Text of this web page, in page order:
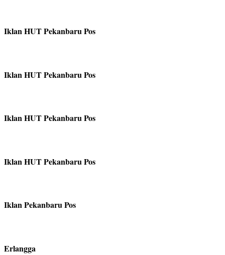
Iklan HUT Pekanbaru Pos
Iklan HUT Pekanbaru Pos
Iklan HUT Pekanbaru Pos
Iklan HUT Pekanbaru Pos
Iklan Pekanbaru Pos
Erlangga